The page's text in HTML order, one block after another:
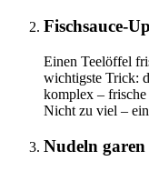
Fischsauce-
Einen Teelöffel
wichtigste Trick:
komplex –
Nicht zu viel –
Nudeln garen